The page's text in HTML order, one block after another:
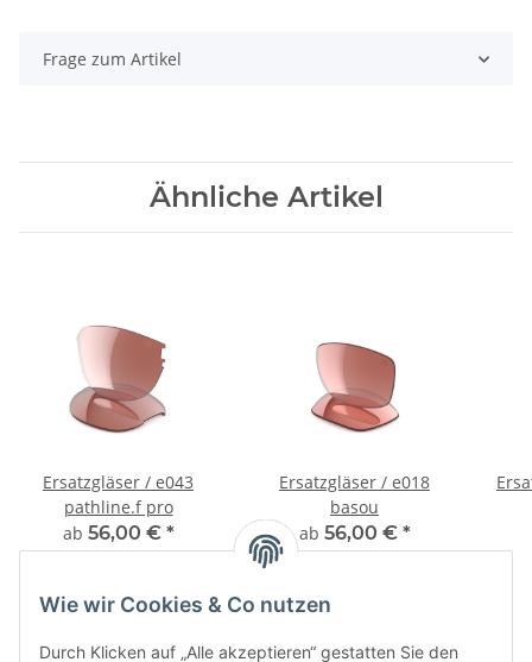
Frage zum Artikel
Ähnliche Artikel
Ersatzgläser / e043
pathline.f pro
ab 56,00 € *
Ersatzgläser / e018
basou
ab 56,00 € *
Wie wir Cookies & Co nutzen
Durch Klicken auf „Alle akzeptieren“ gestatten Sie den